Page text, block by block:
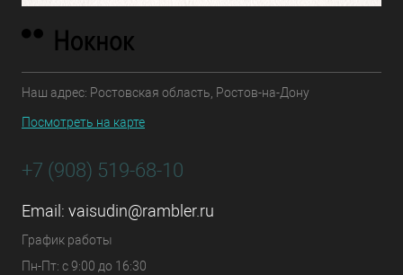
Наш адрес: Ростовская область, Ростов-на-Дону
Посмотреть на карте
+7 (908) 519-68-10
Email: vaisudin@rambler.ru
График работы
Пн-Пт: с 9:00 до 16:30